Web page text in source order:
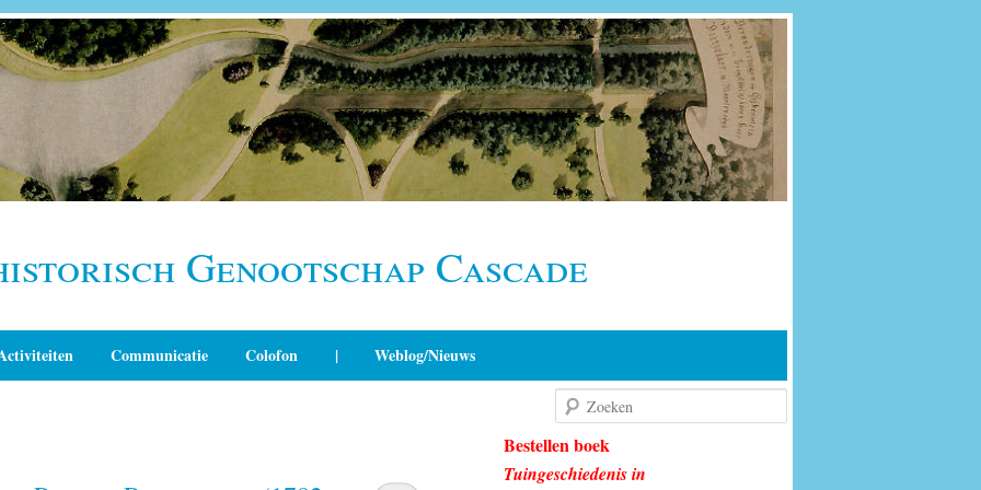
Genootschap Cascade
Communicatie Colofon | Weblog/Nieuws
Bestellen boek
Tuingeschiedenis in